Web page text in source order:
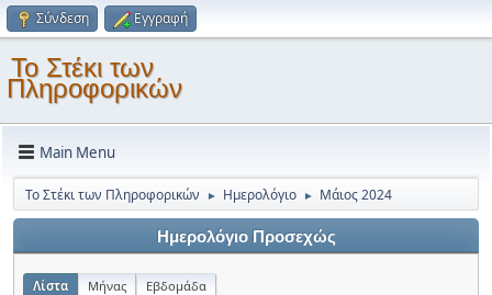
Σύνδεση Εγγραφή
Το Στέκι των
Πληροφορικών
Main Menu
Το Στέκι των Πληροφορικών ► Ημερολόγιο ► Μάιος 2024
Ημερολόγιο Προσεχώς
Λίστα Μήνας Εβδομάδα